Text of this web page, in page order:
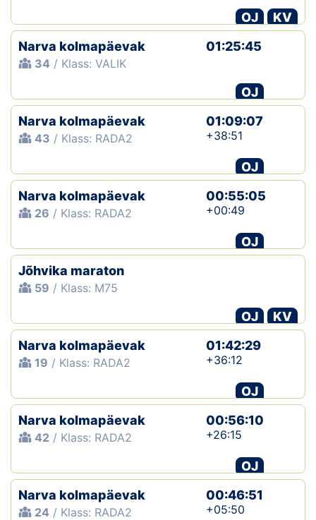
Koolitused
OJ
KV
Narva kolmapäevak
34 / Klass: VALIK
01:25:45
OJ
Narva kolmapäevak
43 / Klass: RADA2
01:09:07
+38:51
OJ
Narva kolmapäevak
26 / Klass: RADA2
00:55:05
+00:49
OJ
Jõhvika maraton
59 / Klass: M75
OJ
KV
Narva kolmapäevak
19 / Klass: RADA2
01:42:29
+36:12
OJ
Narva kolmapäevak
42 / Klass: RADA2
00:56:10
+26:15
OJ
Narva kolmapäevak
24 / Klass: RADA2
00:46:51
+05:50